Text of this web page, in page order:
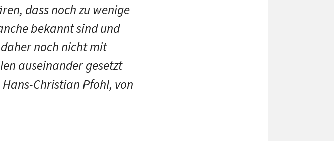
dass noch zu wenige
bekannt sind und
noch nicht mit
auseinander gesetzt
Christian Pfohl, von